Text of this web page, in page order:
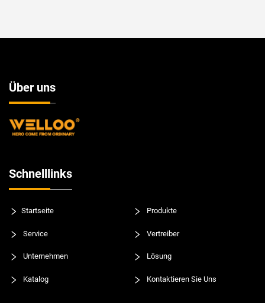
Über uns
Schnelllinks
Startseite Produkte
Service Vertreiber
Unternehmen Lösung
Katalog Kontaktieren Sie Uns